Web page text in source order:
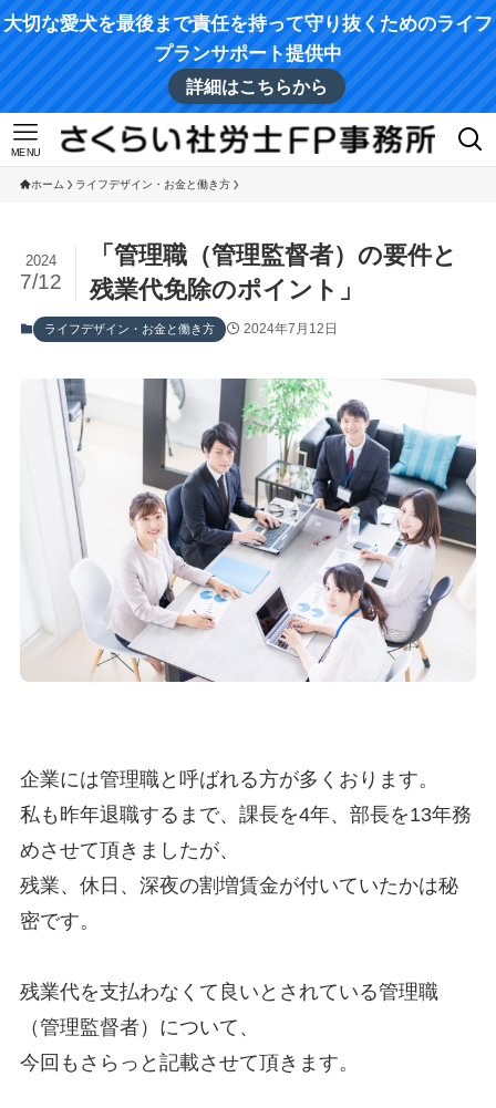
大切な愛犬を最後まで責任を持って守り抜くためのライフ
プランサポート提供中
詳細はこちらから
MENU
ホーム ライフデザイン・お金と働き方
「管理職（管理監督者）の要件と
残業代免除のポイント」
2024
7/12
ライフデザイン・お金と働き方 2024年7月12日
企業には管理職と呼ばれる方が多くおります。
私も昨年退職するまで、課長を4年、部長を13年務
めさせて頂きましたが、
残業、休日、深夜の割増賃金が付いていたかは秘
密です。
残業代を支払わなくて良いとされている管理職
（管理監督者）について、
今回もさらっと記載させて頂きます。